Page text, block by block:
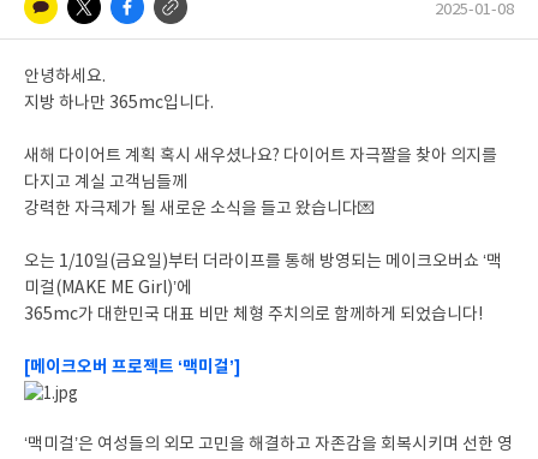
2025-01-08
안녕하세요.
지방 하나만 365mc입니다.
새해 다이어트 계획 혹시 새우셨나요? 다이어트 자극짤을 찾아 의지를
다지고 계실 고객님들께
강력한 자극제가 될 새로운 소식을 들고 왔습니다💌
오는 1/10일(금요일)부터 더라이프를 통해 방영되는 메이크오버쇼 ‘맥
미걸(MAKE ME Girl)’에
365mc가 대한민국 대표 비만 체형 주치의로 함께하게 되었습니다!
[메이크오버 프로젝트 ‘맥미걸’]
‘맥미걸’은 여성들의 외모 고민을 해결하고 자존감을 회복시키며 선한 영